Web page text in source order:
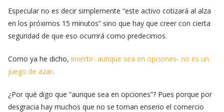
Especular no es decir simplemente “este activo cotizará al alza
en los próximos 15 minutos” sino que hay que creer con cierta
seguridad de que eso ocurrirá como predecimos.
Como ya he dicho, invertir- aunque sea en opciones- no es un
juego de azar.
¿Por qué digo que “aunque sea en opciones”? Pues porque por
desgracia hay muchos que no se toman enserio el comercio